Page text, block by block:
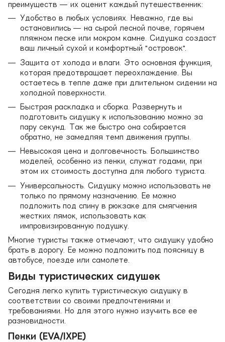
преимуществ — их оценит каждый путешественник:
Удобство в любых условиях. Неважно, где вы
остановились — на сырой лесной почве, горячем
пляжном песке или мокром камне. Сидушка создаст
ваш личный сухой и комфортный "островок".
Защита от холода и влаги. Это основная функция,
которая предотвращает переохлаждение. Вы
остаетесь в тепле даже при длительном сидении на
холодной поверхности.
Быстрая раскладка и сборка. Развернуть и
подготовить сидушку к использованию можно за
пару секунд. Так же быстро она собирается
обратно, не замедляя темп движения группы.
Невысокая цена и долговечность. Большинство
моделей, особенно из пенки, служат годами, при
этом их стоимость доступна для любого туриста.
Универсальность. Сидушку можно использовать не
только по прямому назначению. Ее можно
подложить под спину в рюкзаке для смягчения
жестких лямок, использовать как
импровизированную подушку.
Многие туристы также отмечают, что сидушку удобно
брать в дорогу. Ее можно подложить под поясницу в
автобусе, поезде или самолете.
Виды туристических сидушек
Сегодня легко купить туристическую сидушку в
соответствии со своими предпочтениями и
требованиями. Но для этого нужно изучить все ее
разновидности.
Пенки (EVA/IXPE)